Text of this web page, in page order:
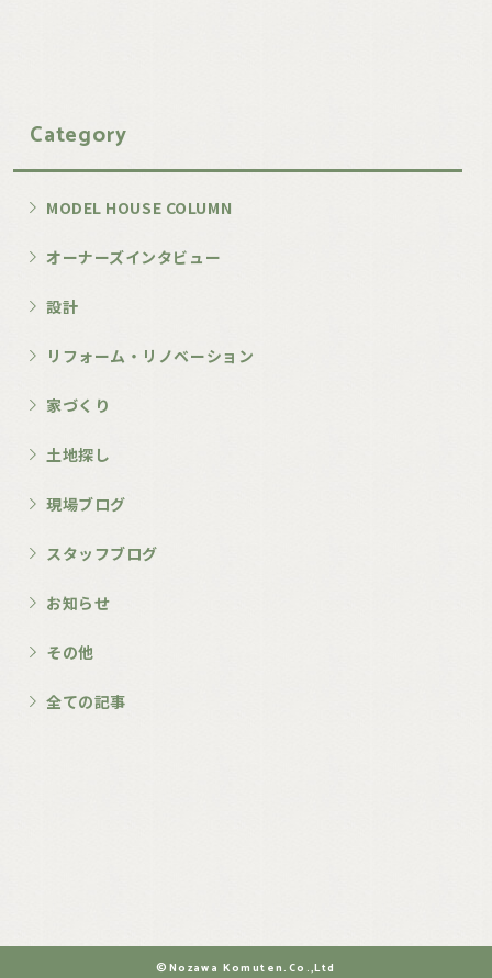
Category
MODEL HOUSE COLUMN
オーナーズインタビュー
設計
リフォーム・リノベーション
家づくり
土地探し
現場ブログ
スタッフブログ
お知らせ
その他
全ての記事
©︎Nozawa Komuten.Co.,Ltd